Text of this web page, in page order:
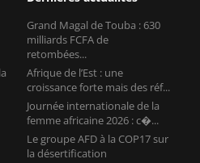
Grand Magal de Touba : 630
milliards FCFA de
retombées...
Afrique de l’Est : une
croissance forte mais des réf...
Journée internationale de la
femme africaine 2026 : c�...
Le groupe AFD à la COP17 sur
la désertification